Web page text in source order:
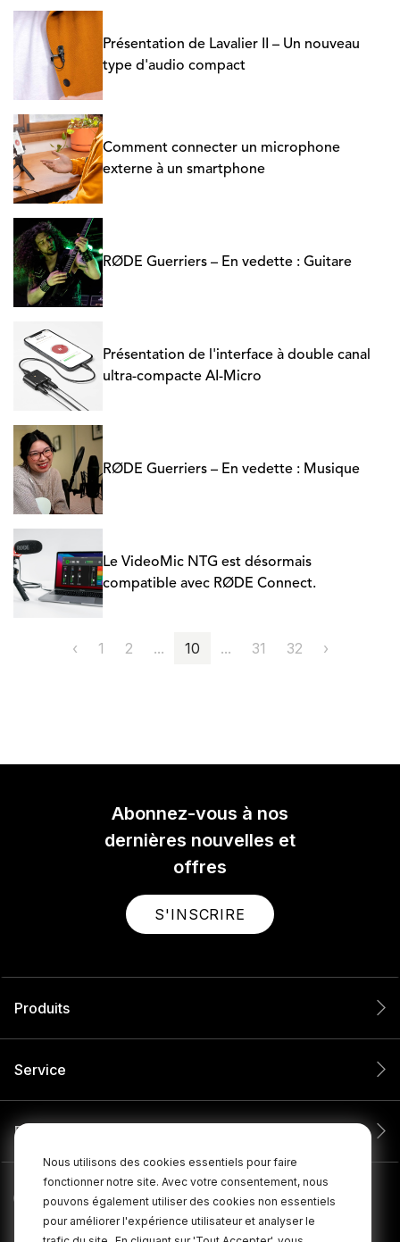
Nous utilisons des cookies essentiels pour faire
fonctionner notre site. Avec votre consentement, nous
pouvons également utiliser des cookies non essentiels
pour améliorer l'expérience utilisateur et analyser le
Présentation de Lavalier II – Un nouveau
type d'audio compact
Comment connecter un microphone
externe à un smartphone
RØDE Guerriers – En vedette : Guitare
Présentation de l'interface à double canal
ultra-compacte AI-Micro
RØDE Guerriers – En vedette : Musique
Le VideoMic NTG est désormais
compatible avec RØDE Connect.
‹ 1 2 ... 10 ... 31 32 ›
Abonnez-vous à nos
dernières nouvelles et
offres
S'INSCRIRE
Produits
Service
Entreprise